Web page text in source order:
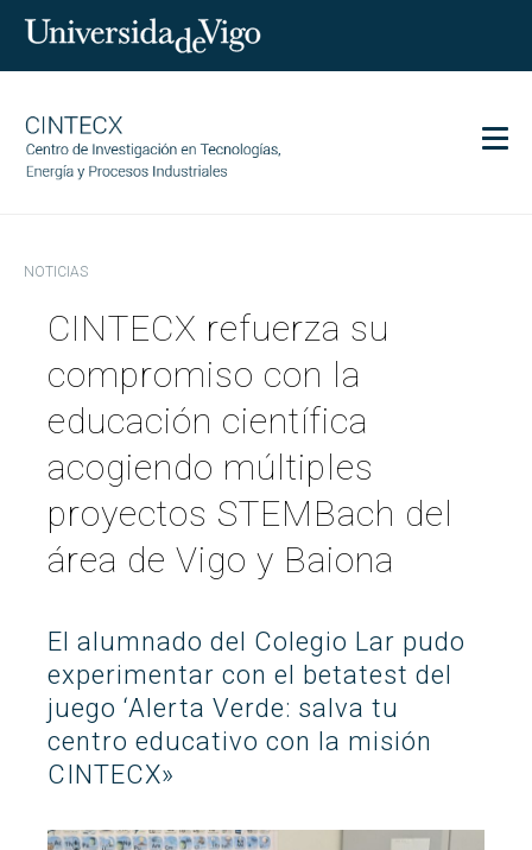
Investigación
Transferencia
Ciencia y sociedad
Igualdad
BuscarBUSCAR
Twitter
NOTICIAS
CINTECX refuerza su
compromiso con la
educación científica
acogiendo múltiples
proyectos STEMBach del
área de Vigo y Baiona
El alumnado del Colegio Lar pudo
experimentar con el betatest del
juego ‘Alerta Verde: salva tu
centro educativo con la misión
CINTECX»